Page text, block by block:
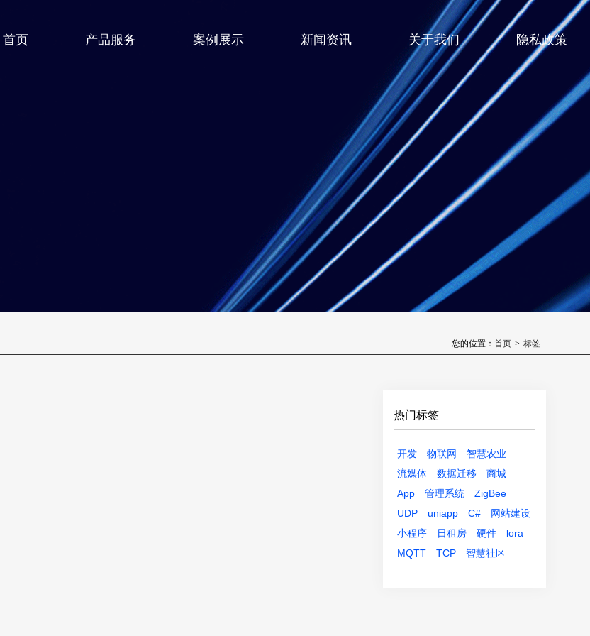
首页 产品服务 案例展示 新闻资讯 关于我们 隐私政策
您的位置： 首页 > 标签
热门标签
开发 物联网
智慧农业
流媒体
数据迁移
商城
App
管理系统
ZigBee
UDP
uniapp C#
网站建设
小程序
日租房 硬件
lora
MQTT
TCP 智慧社区